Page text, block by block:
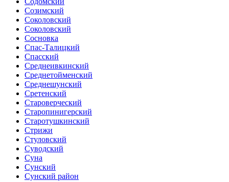
Созимский
Соколовский
Соколовский
Сосновка
Спас-Талицкий
Спасский
Среднеивкинский
Среднетойменский
Среднешунский
Сретенский
Староверческий
Старопинигерский
Старотушкинский
Стрижи
Стуловский
Суводский
Суна
Сунский
Сунский район